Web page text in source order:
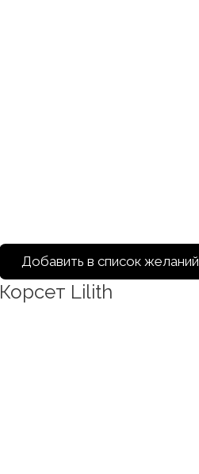
Добавить в список желаний
Корсет Lilith